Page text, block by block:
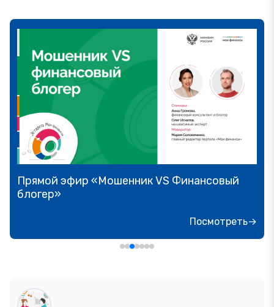
Прямой эфир «Мошенник VS Финансовый
блогер»
Посмотреть→